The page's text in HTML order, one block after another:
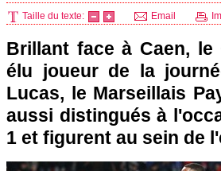
Taille du texte: Email
Brillant face à Caen, le
élu joueur de la
Lucas, le Marseillais
aussi distingués à
1 et figurent au sein de